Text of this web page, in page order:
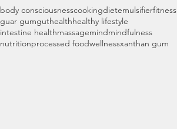
body consciousnesscookingdietemulsifierfitness
guar gumguthealthhealthy lifestyle
intestine healthmassagemindmindfulness
nutritionprocessed foodwellnessxanthan gum